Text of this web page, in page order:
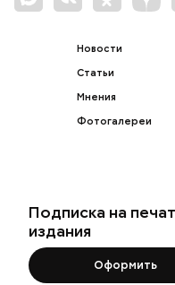
Новости
Статьи
Мнения
Фотогалереи
Подписка на
издания
Оформить